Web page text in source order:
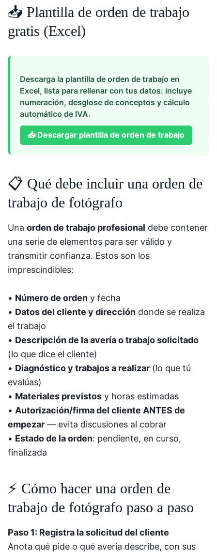
📥 Plantilla de orden de trabajo
gratis (Excel)
Descarga la plantilla de orden de trabajo en
Excel, lista para rellenar con tus datos: incluye
numeración, desglose de conceptos y cálculo
automático de IVA.
📥 Descargar plantilla de orden de trabajo
📋 Qué debe incluir una orden de
trabajo de fotógrafo
Una orden de trabajo profesional debe contener
una serie de elementos para ser válido y
transmitir confianza. Estos son los
imprescindibles:
• Número de orden y fecha
• Datos del cliente y dirección donde se realiza
el trabajo
• Descripción de la avería o trabajo solicitado
(lo que dice el cliente)
• Diagnóstico y trabajos a realizar (lo que tú
evalúas)
• Materiales previstos y horas estimadas
• Autorización/firma del cliente ANTES de
empezar — evita discusiones al cobrar
• Estado de la orden: pendiente, en curso,
finalizada
⚡ Cómo hacer una orden de
trabajo de fotógrafo paso a paso
Paso 1: Registra la solicitud del cliente
Anota qué pide o qué avería describe, con sus